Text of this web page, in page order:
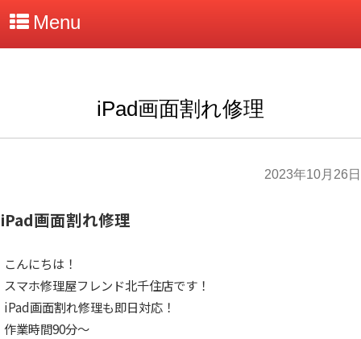
Menu
iPad画面割れ修理
2023年10月26日
iPad画面割れ修理
こんにちは！
スマホ修理屋フレンド北千住店です！
iPad画面割れ修理も即日対応！
作業時間90分～